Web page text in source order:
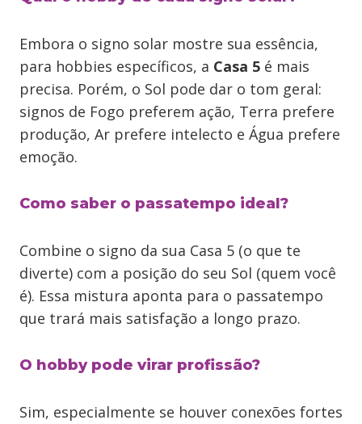
Embora o signo solar mostre sua essência,
para hobbies específicos, a Casa 5 é mais
precisa. Porém, o Sol pode dar o tom geral:
signos de Fogo preferem ação, Terra prefere
produção, Ar prefere intelecto e Água prefere
emoção.
Como saber o passatempo ideal?
Combine o signo da sua Casa 5 (o que te
diverte) com a posição do seu Sol (quem você
é). Essa mistura aponta para o passatempo
que trará mais satisfação a longo prazo.
O hobby pode virar profissão?
Sim, especialmente se houver conexões fortes